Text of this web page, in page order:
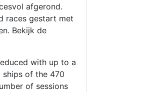
afgerond.
races gestart met
Bekijk de
with up to a
ships of the 470
of sessions